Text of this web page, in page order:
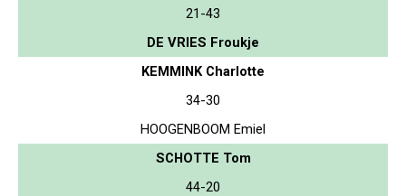
21-43
DE VRIES Froukje
KEMMINK Charlotte
34-30
HOOGENBOOM Emiel
SCHOTTE Tom
44-20